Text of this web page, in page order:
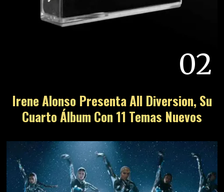
02
Irene Alonso Presenta All Diversion, Su
Cuarto Álbum Con 11 Temas Nuevos